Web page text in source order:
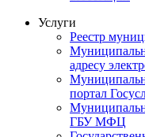
Услуги
Реестр
адресу
портал
ГБУ МФЦ